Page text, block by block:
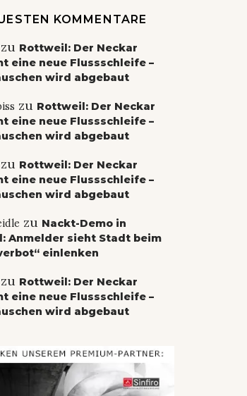
KOMMENTARE
Rottweil: Der Neckar
eine neue Flussschleife –
wird abgebaut
zu Rottweil: Der Neckar
eine neue Flussschleife –
wird abgebaut
Rottweil: Der Neckar
eine neue Flussschleife –
wird abgebaut
zu Nackt-Demo in
Anmelder sieht Stadt beim
einlenken
Rottweil: Der Neckar
eine neue Flussschleife –
wird abgebaut